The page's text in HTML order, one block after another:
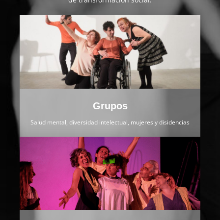
Grupos
Salud mental, diversidad intelectual, mujeres y disidencias